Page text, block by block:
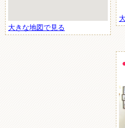
大きな地図で見る